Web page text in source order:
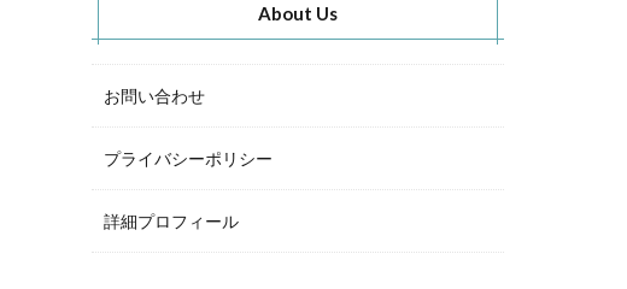
About Us
お問い合わせ
プライバシーポリシー
詳細プロフィール